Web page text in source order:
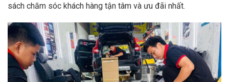
sách chăm sóc khách hàng tận tâm và ưu đãi nhất.